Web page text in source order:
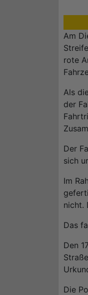
Am
rote
Als
der
Der
sich
Im
nicht.
Das
Den
Die